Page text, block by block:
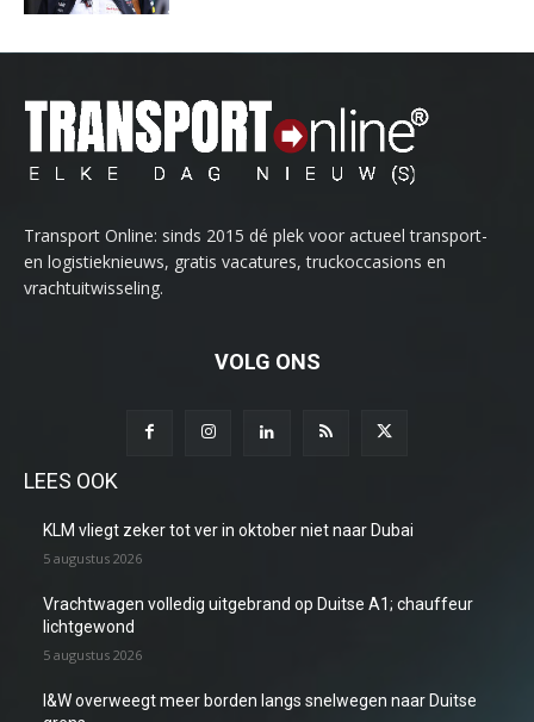
Transport Online: sinds 2015 dé plek voor actueel transport-
en logistieknieuws, gratis vacatures, truckoccasions en
vrachtuitwisseling.
VOLG ONS
LEES OOK
KLM vliegt zeker tot ver in oktober niet naar Dubai
5 augustus 2026
Vrachtwagen volledig uitgebrand op Duitse A1; chauffeur
lichtgewond
5 augustus 2026
I&W overweegt meer borden langs snelwegen naar Duitse